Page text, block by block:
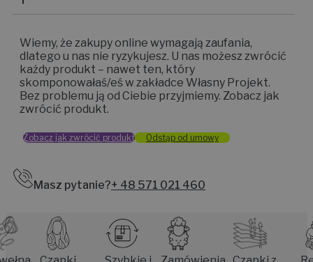
Wiemy, że zakupy online wymagają zaufania,
dlatego u nas nie ryzykujesz. U nas możesz zwrócić
każdy produkt – nawet ten, który
skomponowałaś/eś w zakładce Własny Projekt.
Bez problemu ją od Ciebie przyjmiemy. Zobacz jak
zwrócić produkt.
Zobacz jak zwrócić produkt Odstąp od umowy
Masz pytanie?+ 48 571 021 460